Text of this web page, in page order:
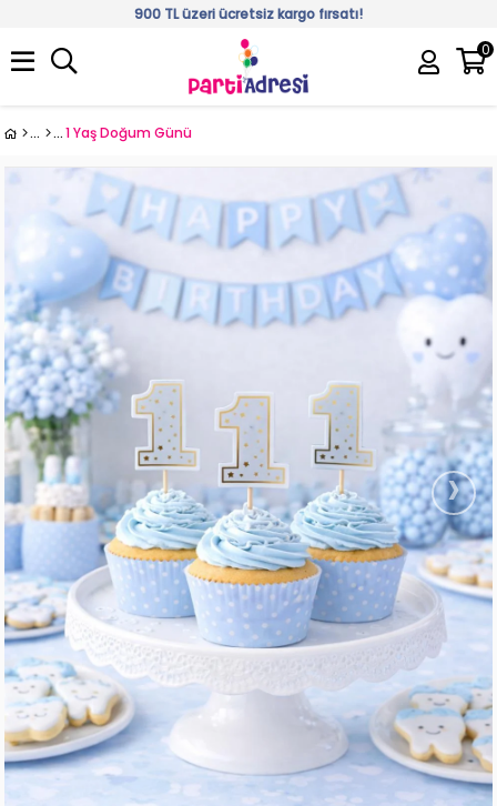
900 TL üzeri ücretsiz kargo fırsatı!
0
Üye Girişi
1 Yaş Doğum Günü
›